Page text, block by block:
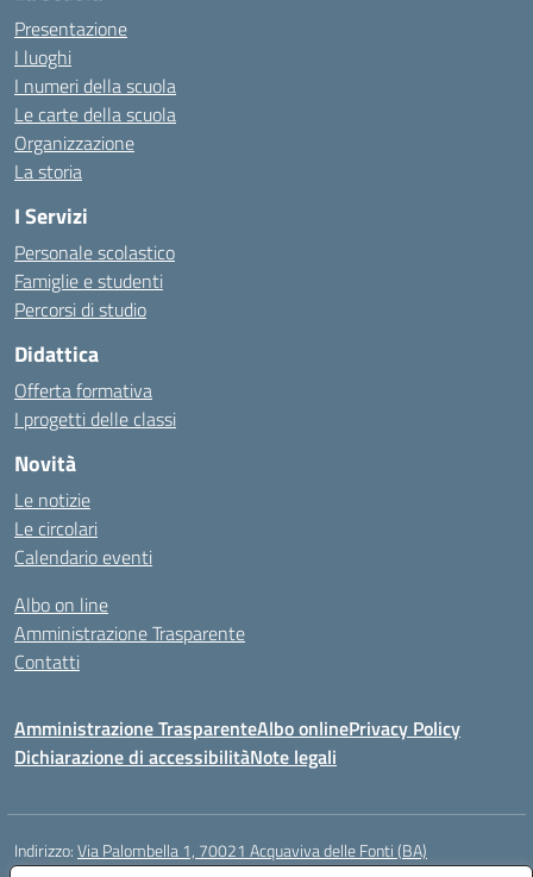
Presentazione
I luoghi
I numeri della scuola
Le carte della scuola
Organizzazione
La storia
I Servizi
Personale scolastico
Famiglie e studenti
Percorsi di studio
Didattica
Offerta formativa
I progetti delle classi
Novità
Le notizie
Le circolari
Calendario eventi
Albo on line
Amministrazione Trasparente
Contatti
Amministrazione TrasparenteAlbo onlinePrivacy Policy
Dichiarazione di accessibilitàNote legali
Indirizzo:Via Palombella 1, 70021 Acquaviva delle Fonti (BA)